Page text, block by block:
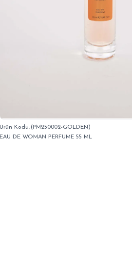
(PM250002-GOLDEN)
EAU DE WOMAN PERFUME 55 ML